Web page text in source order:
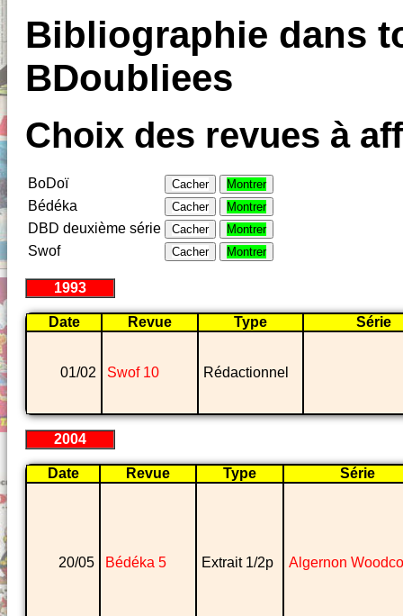
Bibliographie dans
BDoubliees
Choix des revues à
BoDoï Cacher Montrer
Bédéka Cacher Montrer
DBD deuxième série Cacher Montrer
Swof Cacher Montrer
1993
Date Revue Type Série
01/02 Swof 10 Rédactionnel
2004
Date Revue Type Série
20/05 Bédéka 5 Extrait 1/2p Algernon